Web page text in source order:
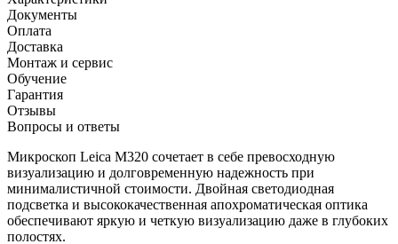
Документы
Оплата
Доставка
Монтаж и сервис
Обучение
Гарантия
Отзывы
Вопросы и ответы
Микроскоп Leica M320 сочетает в себе превосходную
визуализацию и долговременную надежность при
минималистичной стоимости. Двойная светодиодная
подсветка и высококачественная апохроматическая оптика
обеспечивают яркую и четкую визуализацию даже в глубоких
полостях.